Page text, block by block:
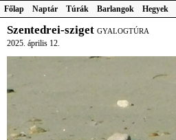
Főlap Naptár Túrák Barlangok Hegyek
Szentedrei-sziget GYALOGTÚRA
2025. április 12.